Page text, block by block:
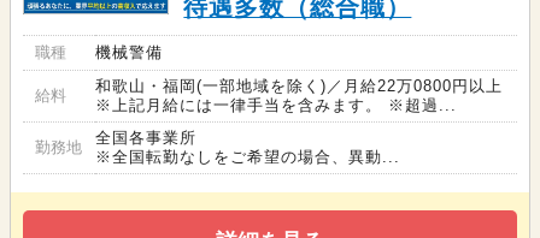
待遇多数（総合職）
職種 機械警備
給料
和歌山・福岡(一部地域を除く)／月給22万0800円以上
※上記月給には一律手当を含みます。 ※超過...
勤務地
全国各事業所
※全国転勤なしをご希望の場合、異動...